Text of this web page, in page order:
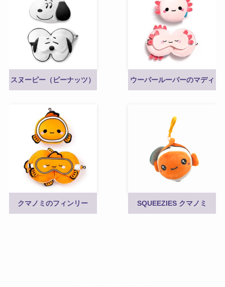
スヌーピー（ピーナッツ） ウーパールーパーのマディ
クマノミのフィンリー SQUEEZIES クマノミ